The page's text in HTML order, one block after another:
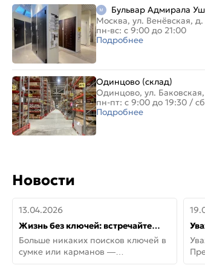
Бульвар Адмирала
Москва, ул. Венёвская, д.
пн-вс: с 9:00 до 21:00
Подробнее
Одинцово (склад)
Одинцово, ул.
пн-пт: с 9:00 до 19:30 /
Подробнее
Новости
13.04.2026
Жизнь без ключей: встречайте
новую дверь СИТИ ИНТЕГРА
АйКью!
Больше никаких поисков ключей в
сумке или карманов —
представляем СИТИ ИНТЕГРА